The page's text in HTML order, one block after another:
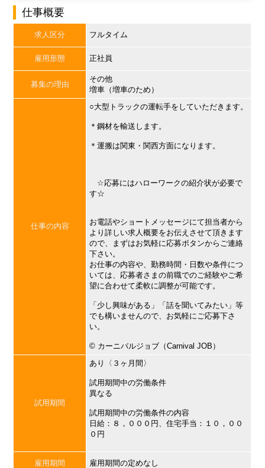
仕事概要
求人区分 フルタイム
雇用形態 正社員
募集の理由
その他
増車（増車のため）
仕事の内容
○大型トラックの運転手をしていただきます。
＊鋼材を輸送します。
＊運搬は関東・関西方面になります。
☆応募にはハローワークの紹介状が必要で
す☆
お電話やショートメッセージにて担当者から
より詳しい求人概要をお伝えさせて頂きます
ので、まずはお気軽に応募ボタンからご連絡
下さい。
お仕事の内容や、勤務時間・日数や条件につ
いては、応募者さまの前職でのご経験やご希
望に合わせて柔軟に調整が可能です。
「少し興味がある」「話を聞いてみたい」等
でも構いませんので、お気軽にご応募下さ
い。
©︎ カーニバルジョブ（Carnival JOB）
試用期間
あり〈３ヶ月間〉
試用期間中の労働条件
異なる
試用期間中の労働条件の内容
日給：８，０００円、住宅手当：１０，００
０円
雇用期間 雇用期間の定めなし